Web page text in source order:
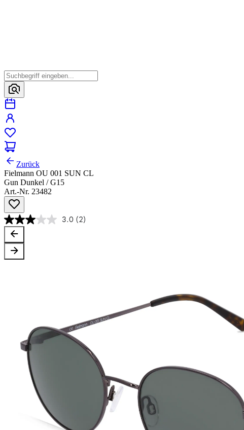
Zurück
Fielmann OU 001 SUN CL
Gun Dunkel / G15
Art.-Nr. 23482
3.0 (2)